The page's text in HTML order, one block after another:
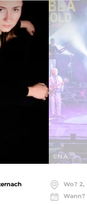
©N.A.
Wo? 2,
Wann?